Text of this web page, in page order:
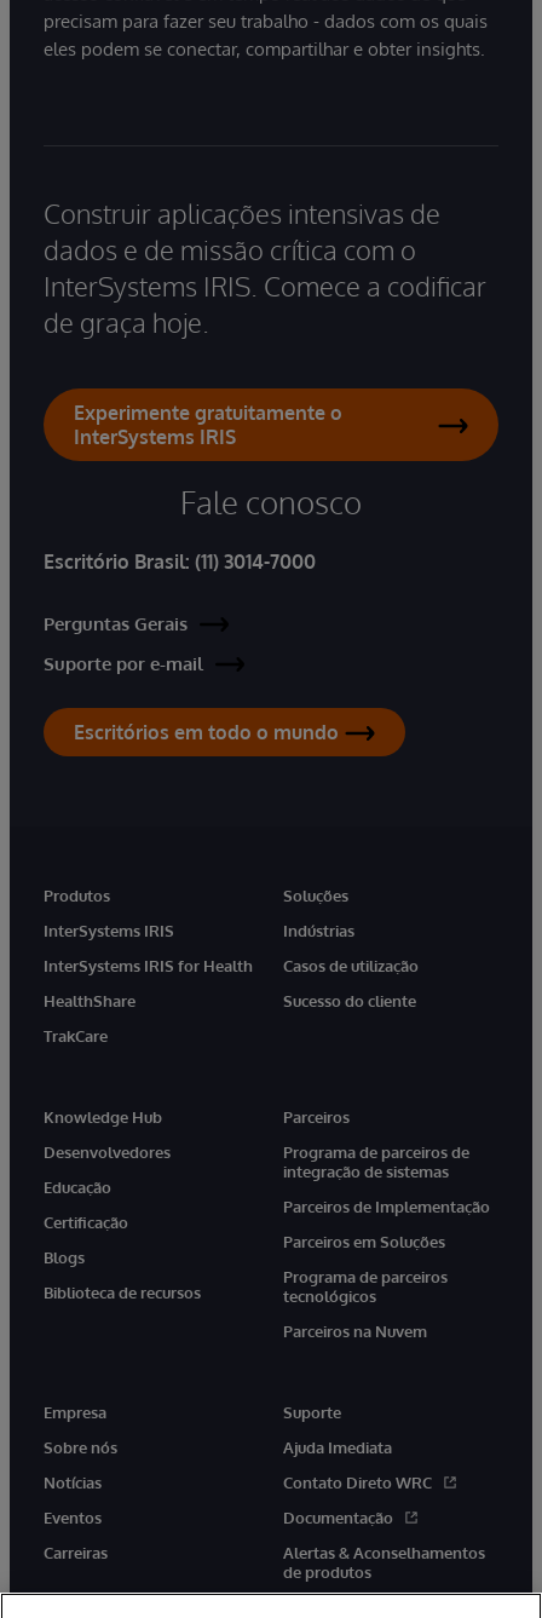
precisam para fazer seu trabalho - dados com os quais
eles podem se conectar, compartilhar e obter insights.
Construir aplicações intensivas de
dados e de missão crítica com o
InterSystems IRIS. Comece a codificar
de graça hoje.
Experimente gratuitamente o
InterSystems IRIS
Fale conosco
Escritório Brasil: (11) 3014-7000
Perguntas Gerais
Suporte por e-mail
Escritórios em todo o mundo
Produtos
InterSystems IRIS
InterSystems IRIS for Health
HealthShare
TrakCare
Soluções
Indústrias
Casos de utilização
Sucesso do cliente
Knowledge Hub
Desenvolvedores
Educação
Certificação
Blogs
Biblioteca de recursos
Parceiros
Programa de parceiros de
integração de sistemas
Parceiros de Implementação
Parceiros em Soluções
Programa de parceiros
tecnológicos
Parceiros na Nuvem
Empresa
Sobre nós
Notícias
Eventos
Carreiras
Suporte
Ajuda Imediata
Contato Direto WRC
Documentação
Alertas & Aconselhamentos
de produtos